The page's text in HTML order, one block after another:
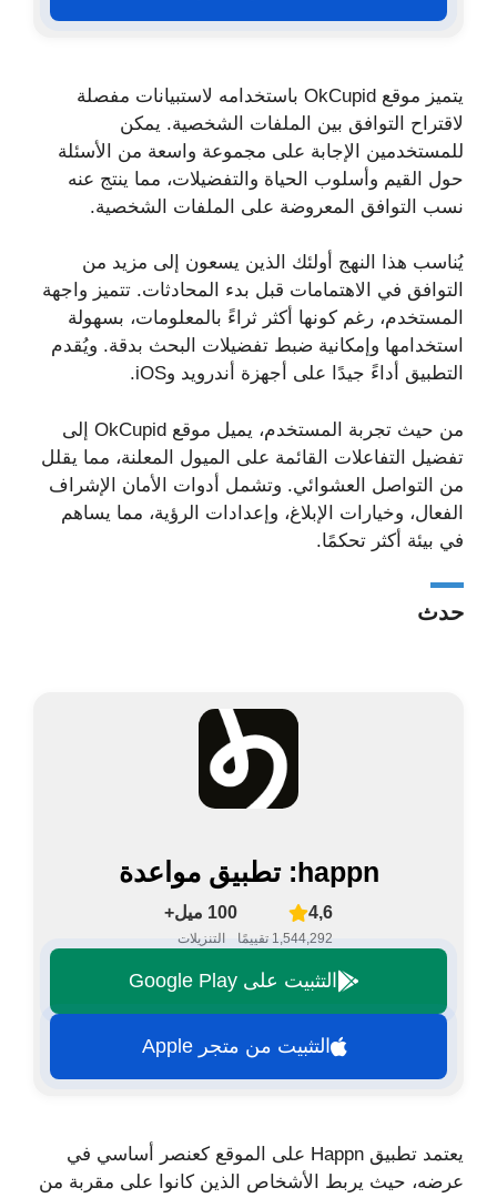
يتميز موقع OkCupid باستخدامه لاستبيانات مفصلة
لاقتراح التوافق بين الملفات الشخصية. يمكن
للمستخدمين الإجابة على مجموعة واسعة من الأسئلة
حول القيم وأسلوب الحياة والتفضيلات، مما ينتج عنه
نسب التوافق المعروضة على الملفات الشخصية.
يُناسب هذا النهج أولئك الذين يسعون إلى مزيد من
التوافق في الاهتمامات قبل بدء المحادثات. تتميز واجهة
المستخدم، رغم كونها أكثر ثراءً بالمعلومات، بسهولة
استخدامها وإمكانية ضبط تفضيلات البحث بدقة. ويُقدم
التطبيق أداءً جيدًا على أجهزة أندرويد وiOS.
من حيث تجربة المستخدم، يميل موقع OkCupid إلى
تفضيل التفاعلات القائمة على الميول المعلنة، مما يقلل
من التواصل العشوائي. وتشمل أدوات الأمان الإشراف
الفعال، وخيارات الإبلاغ، وإعدادات الرؤية، مما يساهم
في بيئة أكثر تحكمًا.
حدث
happn: تطبيق مواعدة
4,6
1,544,292 تقييمًا
100 ميل+
التنزيلات
التثبيت على Google Play
التثبيت من متجر Apple
يعتمد تطبيق Happn على الموقع كعنصر أساسي في
عرضه، حيث يربط الأشخاص الذين كانوا على مقربة من